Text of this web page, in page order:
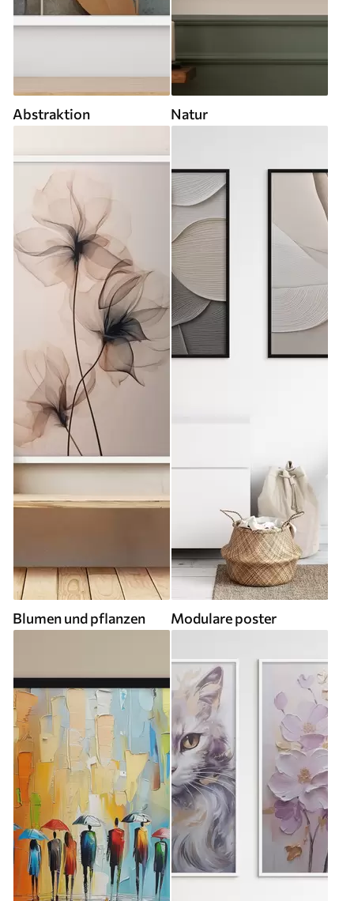
Abstraktion Natur
Blumen und pflanzen Modulare poster